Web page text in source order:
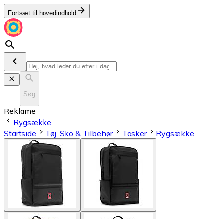
Fortsæt til hovedindhold
Søg
Reklame
Rygsække
Startside
Tøj, Sko & Tilbehør Tasker Rygsække